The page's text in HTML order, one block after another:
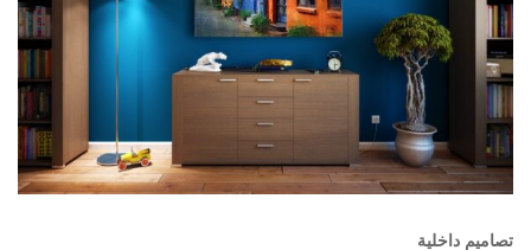
تصاميم داخلية